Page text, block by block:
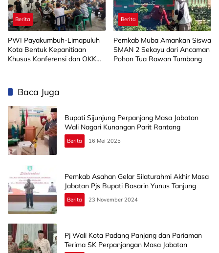
Berita
PWI Payakumbuh-Limapuluh
Kota Bentuk Kepanitiaan
Khusus Konferensi dan OKK
Berita
Pemkab Muba Amankan Siswa
SMAN 2 Sekayu dari Ancaman
Pohon Tua Rawan Tumbang
Baca Juga
Bupati Sijunjung Perpanjang Masa Jabatan
Wali Nagari Kunangan Parit Rantang
Berita 16 Mei 2025
Pemkab Asahan Gelar Silaturahmi Akhir Masa
Jabatan Pjs Bupati Basarin Yunus Tanjung
Berita 23 November 2024
Pj Wali Kota Padang Panjang dan Pariaman
Terima SK Perpanjangan Masa Jabatan